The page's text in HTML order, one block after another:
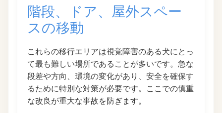
階段、ドア、屋外スペー
スの移動
これらの移行エリアは視覚障害のある犬にとっ
て最も難しい場所であることが多いです。急な
段差や方向、環境の変化があり、安全を確保す
るために特別な対策が必要です。ここでの慎重
な改良が重大な事故を防ぎます。